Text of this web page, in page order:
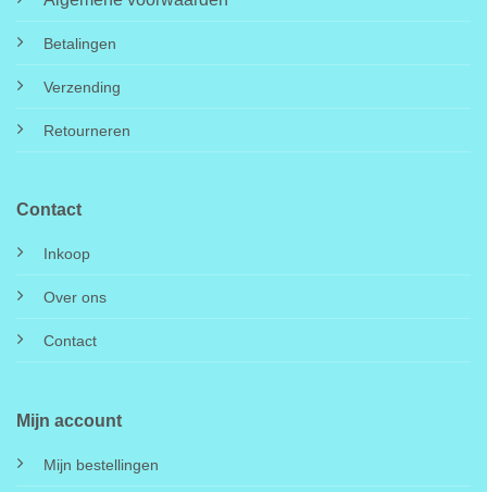
Betalingen
Verzending
Retourneren
Contact
Inkoop
Over ons
Contact
Mijn account
Mijn bestellingen